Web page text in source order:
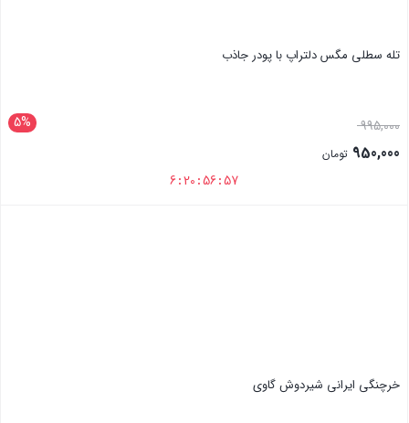
تله سطلی مگس دلتراپ با پودر جاذب
5% 995,000قیمت
اصلی:950,000 تومان
6:20:56:56
خرچنگی ایرانی شیردوش گاوی